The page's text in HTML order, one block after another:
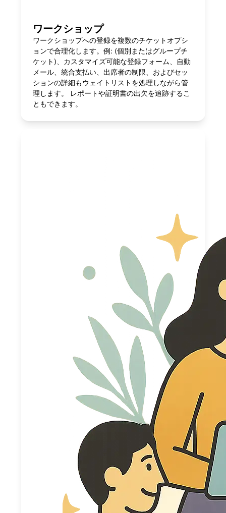
ワークショップ
ワークショップへの登録を複数のチケットオプシ
ョンで合理化します。例: (個別またはグループチ
ケット)、カスタマイズ可能な登録フォーム、自動
メール、統合支払い、出席者の制限、およびセッ
ションの詳細もウェイトリストを処理しながら管
理します。 レポートや証明書の出欠を追跡するこ
ともできます。